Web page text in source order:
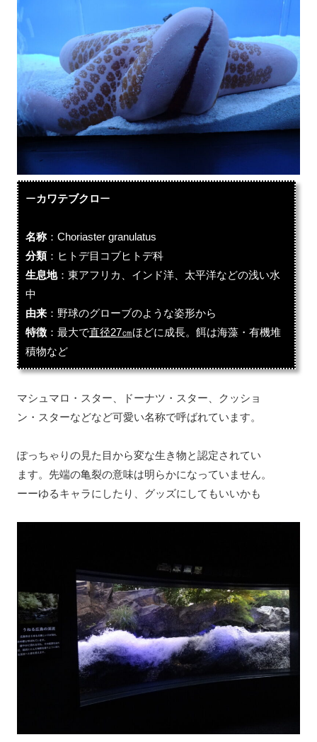
ーカワテブクロー
名称：Choriaster granulatus
分類：ヒトデ目コブヒトデ科
生息地：東アフリカ、インド洋、太平洋などの浅い水
中
由来 ：野球のグローブのような姿形から
特徴 ：最大で直径27㎝ほどに成長。餌は海藻・有機堆
積物など
マシュマロ・スター、ドーナツ・スター、クッショ
ン・スターなどなど可愛い名称で呼ばれています。
ぽっちゃりの見た目から変な生き物と認定されてい
ます。先端の亀裂の意味は明らかになっていません。
ーーゆるキャラにしたり、グッズにしてもいいかも